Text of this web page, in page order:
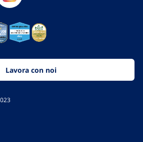
Lavora con noi